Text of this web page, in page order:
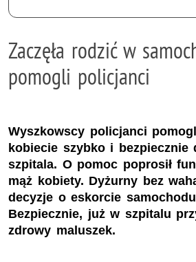
Zaczęła rodzić w
pomogli policjanci
Wyszkowscy policjanci
kobiecie szybko i bezpiecznie
szpitala. O pomoc poprosił
mąż kobiety. Dyżurny bez
decyzje o eskorcie
Bezpiecznie, już w szpitalu
zdrowy maluszek.